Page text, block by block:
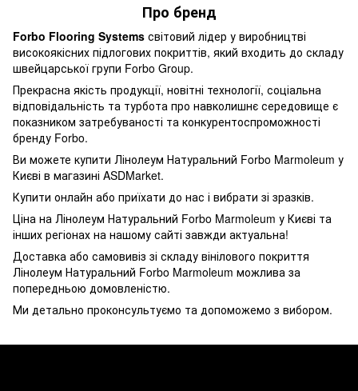
Про бренд
Forbo Flooring Systems світовий лідер у виробництві
високоякісних підлогових покриттів, який входить до складу
швейцарської групи Forbo Group.
Прекрасна якість продукції, новітні технології, соціальна
відповідальність та турбота про навколишнє середовище є
показником затребуваності та конкурентоспроможності
бренду Forbo.
Ви можете купити Лінолеум Натуральний Forbo Marmoleum у
Києві в магазині ASDMarket.
Купити онлайн або приїхати до нас і вибрати зі зразків.
Ціна на Лінолеум Натуральний Forbo Marmoleum у Києві та
інших регіонах на нашому сайті завжди актуальна!
Доставка або самовивіз зі складу вінілового покриття
Лінолеум Натуральний Forbo Marmoleum можлива за
попередньою домовленістю.
Ми детально проконсультуємо та допоможемо з вибором.